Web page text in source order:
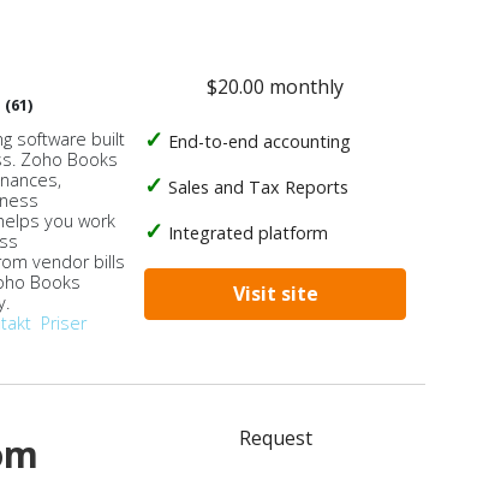
(61)
software built
Zoho Books
you work
vendor bills
Books
Priser
$20.00 monthly
End-to-end accounting
Sales and Tax Reports
Integrated platform
Visit site
Request